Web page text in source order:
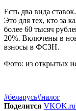
Есть два вида
Это для тех, кто за
более 60 тысяч
20%. Включены в
взносы в ФСЗН.
Фото: из открытых
#беларусь#налог
Поделится VKOK.ru